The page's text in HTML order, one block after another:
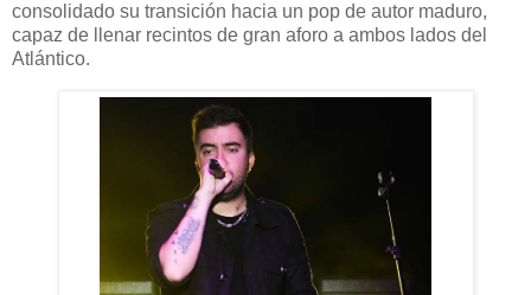
consolidado su transición hacia un pop de autor maduro,
capaz de llenar recintos de gran aforo a ambos lados del
Atlántico.